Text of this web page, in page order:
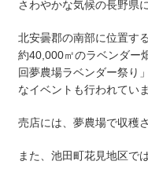
さわやかな気候の長野県
北安曇郡の南部に位置す
約40,000㎡のラベンダー
回夢農場ラベンダー祭り
なイベントも行われていま
売店には、夢農場で収穫
また、池田町花見地区で